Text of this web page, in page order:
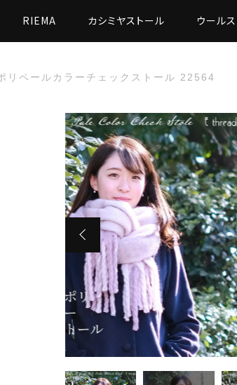
RIEMA カシミヤストール ウール
リペールカラーチェックストール 22564
ペールカラーチェックストール 22564